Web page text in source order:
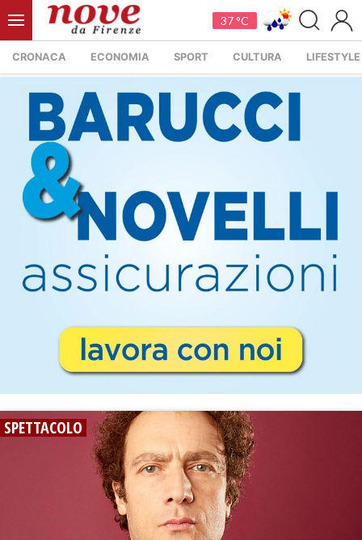
37 °C
CRONACA ECONOMIA SPORT CULTURA LIFESTYLE
SPETTACOLO